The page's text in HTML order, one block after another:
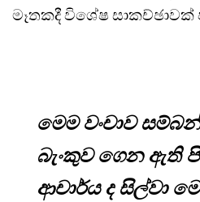
මෑතකදී විශේෂ සාකච්ඡාවක්
මෙම වංචාව
බැංකුව ගෙන ඇති
ආචාර්ය ද සිල්වා